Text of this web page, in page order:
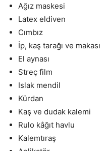
Ağız maskesi
Latex eldiven
Cımbız
İp, kaş tarağı ve makası
El aynası
Streç film
Islak mendil
Kürdan
Kaş ve dudak kalemi
Rulo kâğıt havlu
Kalemtıraş